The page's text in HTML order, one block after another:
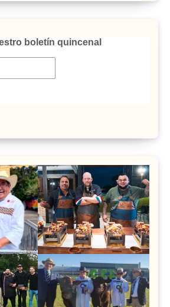
boletín quincenal